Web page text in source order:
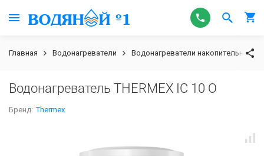
Главная Водонагреватели Водонагреватели накопительные
Водонагреватель THERMEX IC 10 O
Бренд: Thermex